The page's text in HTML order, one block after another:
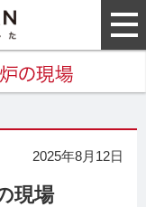
2025年8月12日
現場